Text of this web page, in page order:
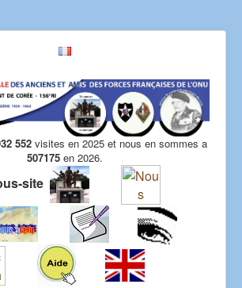
552visites en 2025 et nous en sommes a
507175 en 2026.
site